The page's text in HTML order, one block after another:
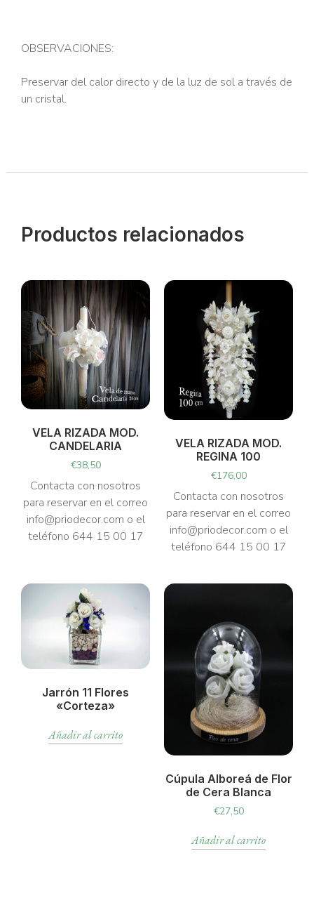
OBSERVACIONES:
Preservar del calor directo y de la luz de sol a través de
un cristal.
Productos relacionados
VELA RIZADA MOD.
CANDELARIA
€38,50
Contacta con nosotros
para reservar en el correo
info@priodecor.com o el
teléfono 644 15 00 17
VELA RIZADA MOD.
REGINA 100
€176,00
Contacta con nosotros
para reservar en el correo
info@priodecor.com o el
teléfono 644 15 00 17
Jarrón 11 Flores
«Corteza»
Añadir al carrito
Cúpula Alboreá de Flor
de Cera Blanca
€27,50
Añadir al carrito